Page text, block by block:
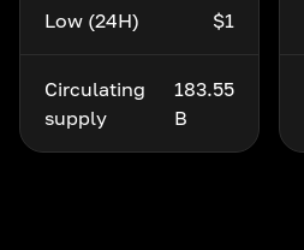
Low (24H) $1
Circulating
supply
183.55
B